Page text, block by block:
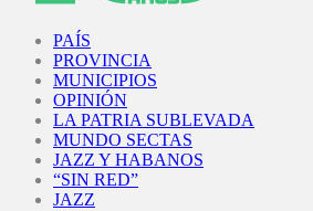
PAÍS
PROVINCIA
MUNICIPIOS
OPINIÓN
LA PATRIA SUBLEVADA
MUNDO SECTAS
JAZZ Y HABANOS
“SIN RED”
JAZZ